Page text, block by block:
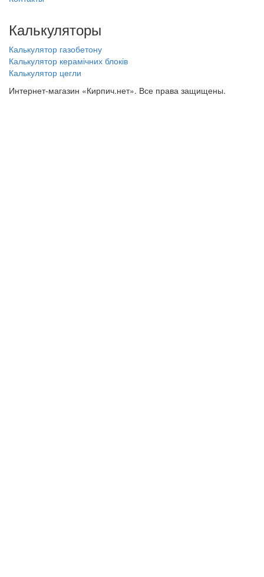
Калькуляторы
Калькулятор газобетону
Калькулятор керамічних блоків
Калькулятор цегли
Интернет-магазин «Кирпич.нет». Все права защищены.